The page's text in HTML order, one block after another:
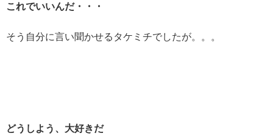
これでいいんだ・・・
そう自分に言い聞かせるタケミチでしたが。。。
どうしよう、大好きだ